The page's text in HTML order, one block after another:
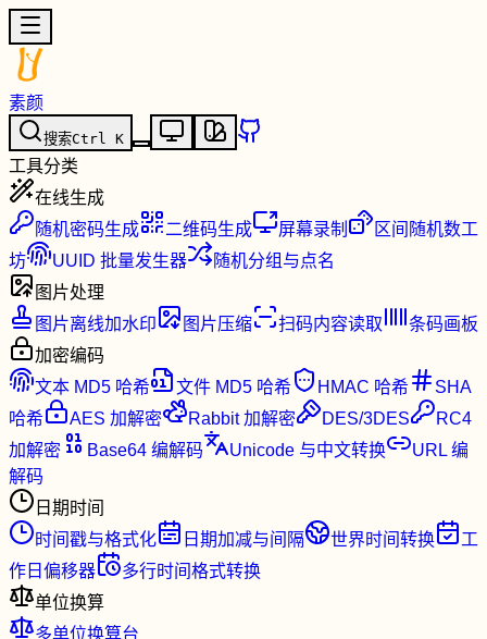
素颜
搜索Ctrl K
工具分类
在线生成
随机密码生成
二维码生成 屏幕录制
区间随机数工
坊
UUID 批量发生器
随机分组与点名
图片处理
图片离线加水印
图片压缩 扫码内容读取
条码画板
加密编码
文本 MD5 哈希
文件 MD5 哈希 HMAC 哈希
SHA
哈希
AES 加解密 Rabbit 加解密 DES/3DES
RC4
加解密
Base64 编解码 Unicode 与中文转换
URL 编
解码
日期时间
时间戳与格式化
日期加减与间隔 世界时间转换
工
作日偏移器
多行时间格式转换
单位换算
多单位换算台